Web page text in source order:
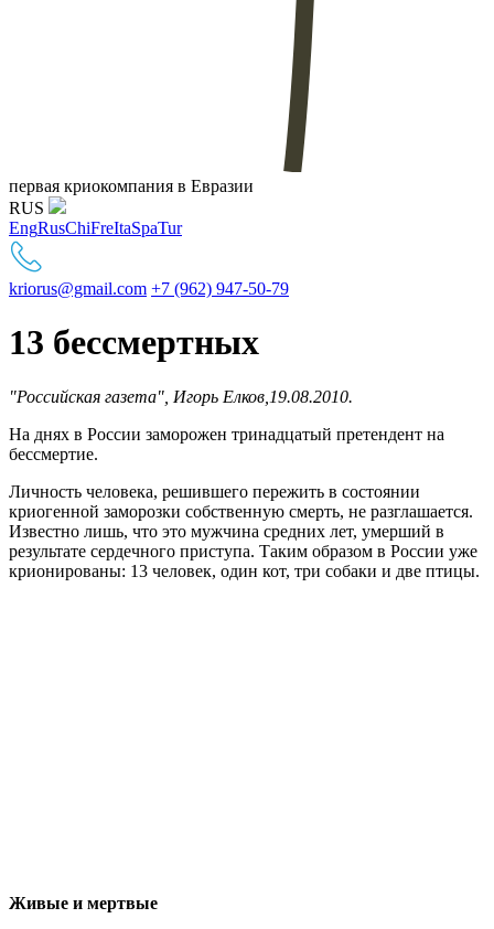
первая криокомпания в Евразии
RUS
EngRusChiFreItaSpaTur
kriorus@gmail.com +7 (962) 947-50-79
13 бессмертных
"Российская газета", Игорь Елков,19.08.2010.
На днях в России заморожен тринадцатый претендент на
бессмертие.
Личность человека, решившего пережить в состоянии
криогенной заморозки собственную смерть, не разглашается.
Известно лишь, что это мужчина средних лет, умерший в
результате сердечного приступа. Таким образом в России уже
крионированы: 13 человек, один кот, три собаки и две птицы.
Живые и мертвые